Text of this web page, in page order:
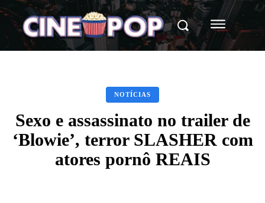
NOTÍCIAS
Sexo e assassinato no trailer de
‘Blowie’, terror SLASHER com
atores pornô REAIS